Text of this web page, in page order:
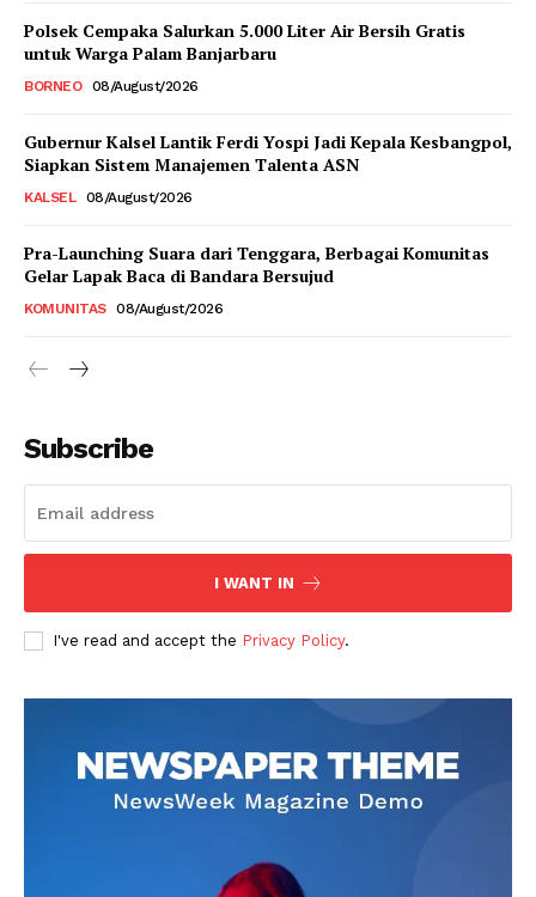
Polsek Cempaka Salurkan 5.000 Liter Air Bersih Gratis
untuk Warga Palam Banjarbaru
BORNEO 08/August/2026
Gubernur Kalsel Lantik Ferdi Yospi Jadi Kepala Kesbangpol,
Siapkan Sistem Manajemen Talenta ASN
KALSEL 08/August/2026
Pra-Launching Suara dari Tenggara, Berbagai Komunitas
Gelar Lapak Baca di Bandara Bersujud
KOMUNITAS 08/August/2026
Subscribe
I WANT IN
I've read and accept the Privacy Policy.